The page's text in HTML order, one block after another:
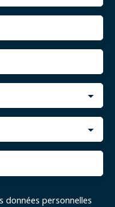
données personnelles